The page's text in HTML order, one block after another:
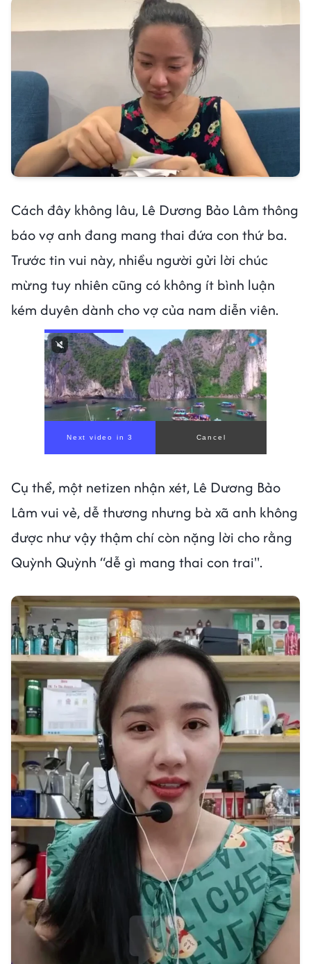
Cách đây không lâu, Lê Dương Bảo Lâm thông
báo vợ anh đang mang thai đứa con thứ ba.
Trước tin vui này, nhiều người gửi lời chúc
mừng tuy nhiên cũng có không ít bình luận
kém duyên dành cho vợ của nam diễn viên.
Cụ thể, một netizen nhận xét, Lê Dương Bảo
Lâm vui vẻ, dễ thương nhưng bà xã anh không
được như vậy thậm chí còn nặng lời cho rằng
Quỳnh Quỳnh “dễ gì mang thai con trai".